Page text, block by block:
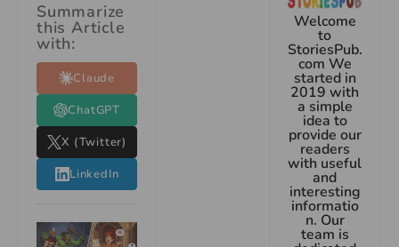
Summarize
this Article
with:
Claude
ChatGPT
X (Twitter)
LinkedIn
Welcome
to
StoriesPub.
com We
started in
2019 with
a simple
idea to
provide our
readers
with useful
and
interesting
informatio
n. Our
team is